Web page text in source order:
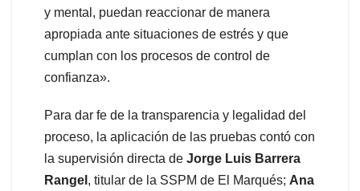
y mental, puedan reaccionar de manera
apropiada ante situaciones de estrés y que
cumplan con los procesos de control de
confianza».
Para dar fe de la transparencia y legalidad del
proceso, la aplicación de las pruebas contó con
la supervisión directa de Jorge Luis Barrera
Rangel , titular de la SSPM de El Marqués; Ana